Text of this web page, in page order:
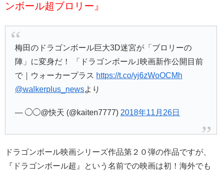
ンボール超ブロリー』
梅田のドラゴンボール巨大3D迷宮が「ブロリーの
陣」に変身だ！ 「ドラゴンボール｣映画新作公開目前
で｜ウォーカープラス https://t.co/yj6zWoOCMh
@walkerplus_newsより
— ◯◯@快天 (@kaiten7777) 2018年11月26日
ドラゴンボール映画シリーズ作品第２０弾の作品ですが、
『ドラゴンボール超』という名前での映画は初！海外でも